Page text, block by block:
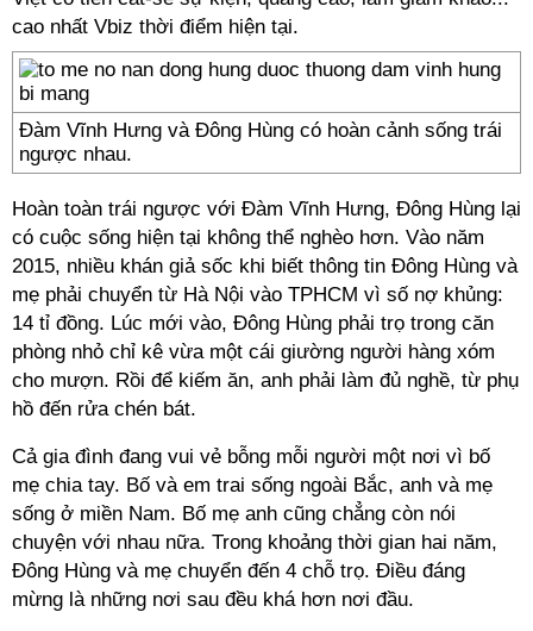
cao nhất Vbiz thời điểm hiện tại.
Đàm Vĩnh Hưng và Đông Hùng có hoàn cảnh sống trái
ngược nhau.
Hoàn toàn trái ngược với Đàm Vĩnh Hưng, Đông Hùng lại
có cuộc sống hiện tại không thể nghèo hơn. Vào năm
2015, nhiều khán giả sốc khi biết thông tin Đông Hùng và
mẹ phải chuyển từ Hà Nội vào TPHCM vì số nợ khủng:
14 tỉ đồng. Lúc mới vào, Đông Hùng phải trọ trong căn
phòng nhỏ chỉ kê vừa một cái giường người hàng xóm
cho mượn. Rồi để kiếm ăn, anh phải làm đủ nghề, từ phụ
hồ đến rửa chén bát.
Cả gia đình đang vui vẻ bỗng mỗi người một nơi vì bố
mẹ chia tay. Bố và em trai sống ngoài Bắc, anh và mẹ
sống ở miền Nam. Bố mẹ anh cũng chẳng còn nói
chuyện với nhau nữa. Trong khoảng thời gian hai năm,
Đông Hùng và mẹ chuyển đến 4 chỗ trọ. Điều đáng
mừng là những nơi sau đều khá hơn nơi đầu.